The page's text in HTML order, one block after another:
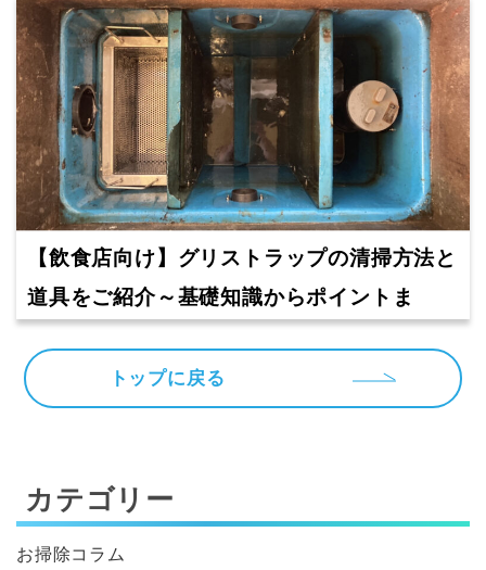
【飲食店向け】グリストラップの清掃方法と
道具をご紹介～基礎知識からポイントま
トップに戻る
カテゴリー
お掃除コラム